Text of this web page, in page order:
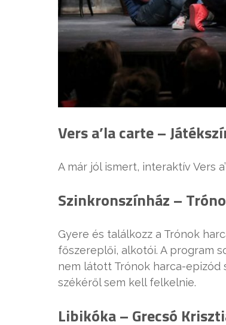
Vers a’la carte –
A már jól ismert, interaktív Vers
Szinkronszínház –
Gyere és találkozz a Trónok
főszereplői, alkotói. A program
nem látott Trónok harca-epizód
székéről sem kell felkelnie.
Libikóka – Grecsó